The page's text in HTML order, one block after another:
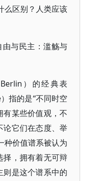
么区别？人类应该
由与民主：滥觞与
）的经典表
指的是“不同时空
某些价值观，不
论它们在态度、举
种价值谱系被认为
择，拥有着无可辩
是这个谱系中的